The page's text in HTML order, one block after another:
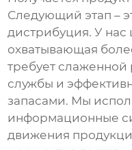
Следующий этап –
дистрибуция. У нас
охватывающая
требует слаженной
службы и
запасами. Мы
информационные
движения